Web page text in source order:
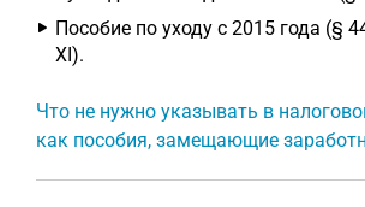
Пособие по уходу с 2015 года (§
XI).
Что не нужно указывать в
как пособия, замещающие